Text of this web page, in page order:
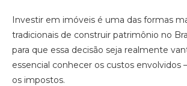
Investir em imóveis é uma das formas
tradicionais de construir patrimônio no
para que essa decisão seja realmente
essencial conhecer os custos
os impostos.